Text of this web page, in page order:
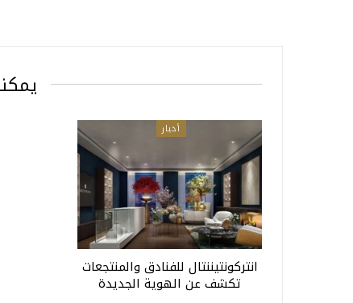
أخبار
انتركونتيننتال للفنادق والمنتجعات
تكشف عن الهوية الجديدة